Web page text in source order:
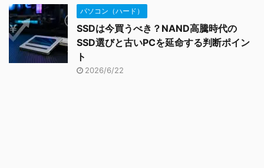
パソコン（ハード）
SSDは今買うべき？NAND高騰時代の
SSD選びと古いPCを延命する判断ポイン
ト
2026/6/22